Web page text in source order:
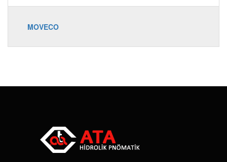
MOVECO